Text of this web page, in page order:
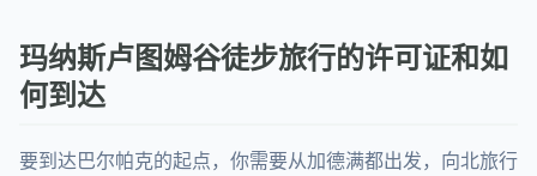
玛纳斯卢图姆谷徒步旅行的许可证和如
何到达
要到达巴尔帕克的起点，你需要从加德满都出发，向北旅行